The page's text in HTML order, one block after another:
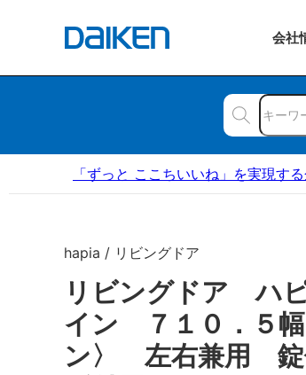
会社
「ずっと ここちいいね」を実現す
hapia / リビングドア
リビングドア ハ
イン ７１０．５
ン〉 左右兼用